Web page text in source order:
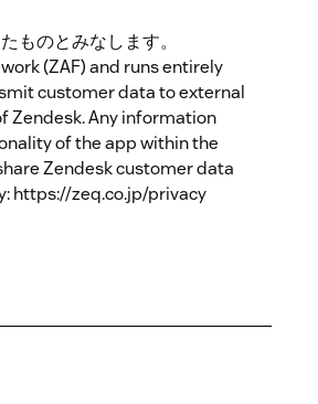
ものとみなします。
(ZAF) and runs entirely
customer data to external
Zendesk. Any information
of the app within the
Zendesk customer data
https://zeq.co.jp/privacy